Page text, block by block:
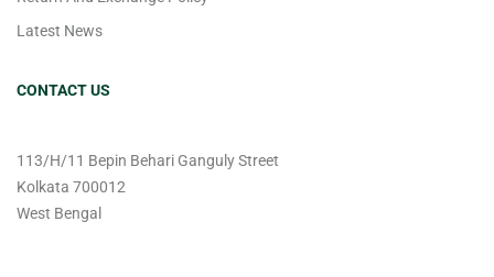
Latest News
CONTACT US
113/H/11 Bepin Behari Ganguly Street
Kolkata 700012
West Bengal